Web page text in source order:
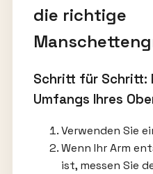
die richtige
Schritt für Schritt:
Umfangs Ihres
Verwenden Sie
Wenn Ihr Arm
ist, messen Sie